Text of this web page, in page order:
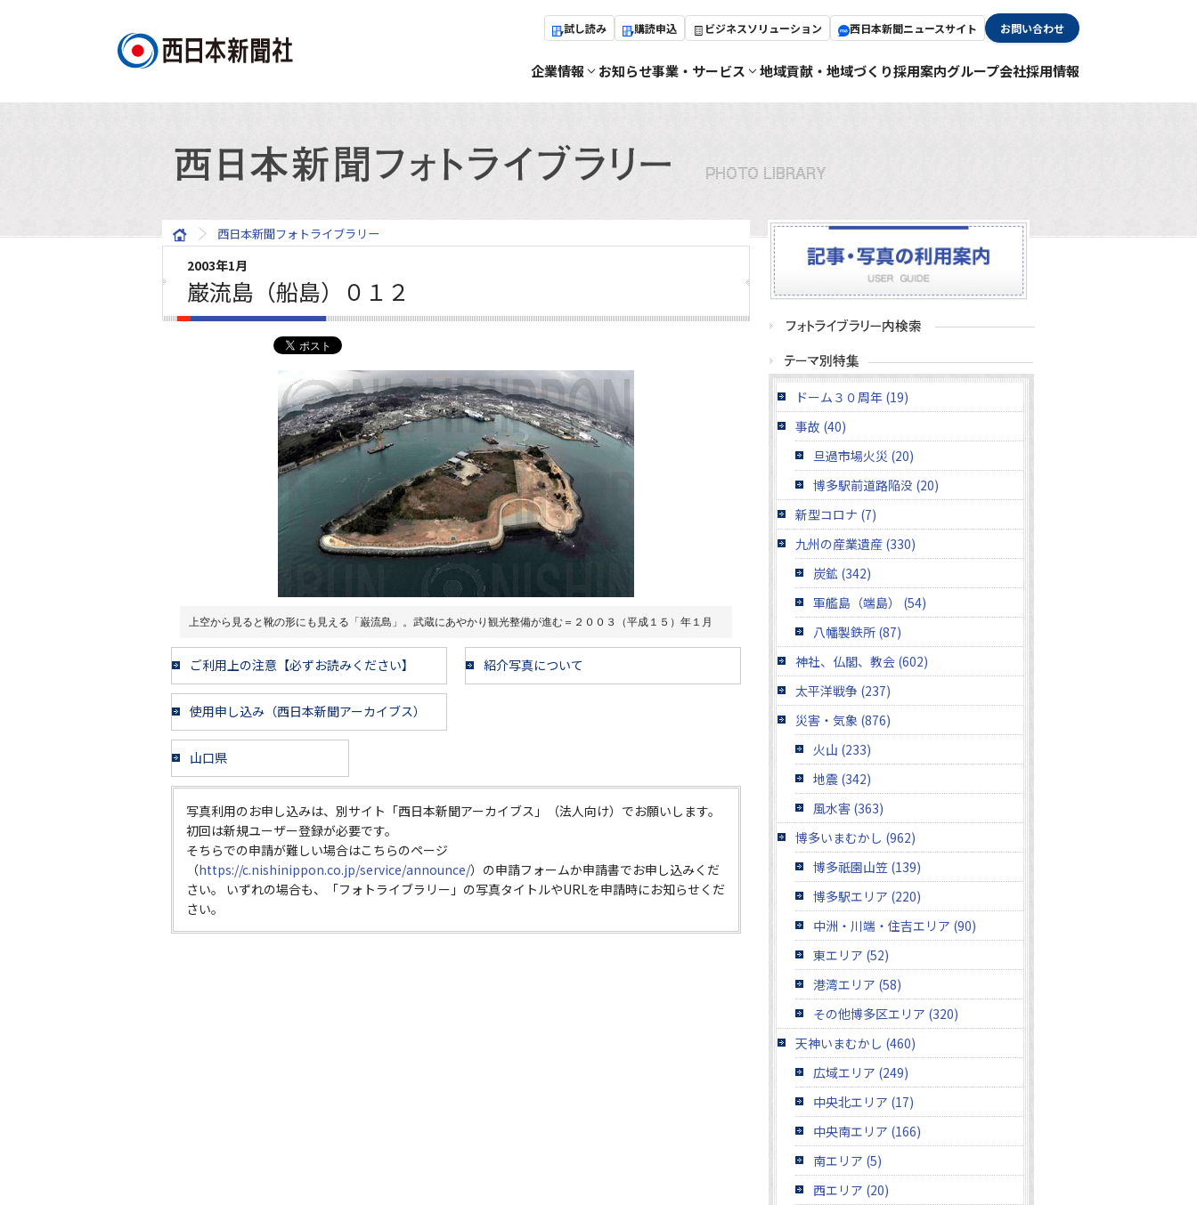
試し読み 購読申込 ビジネスソリューション 西日本新聞ニュースサイト お問い合わせ
企業情報 お知らせ事業・サービス 地域貢献・地域づくり採用案内グループ会社採用情報
西日本新聞フォトライブラリー
2003年1月
巌流島（船島）０１２
上空から見ると靴の形にも見える「巌流島」。武蔵にあやかり観光整備が進む＝２００３（平成１５）年１月
ご利用上の注意【必ずお読みください】 紹介写真について
使用申し込み（西日本新聞アーカイブス）
山口県
写真利用のお申し込みは、別サイト「西日本新聞アーカイブス」（法人向け）でお願いします。
初回は新規ユーザー登録が必要です。
そちらでの申請が難しい場合はこちらのページ
（https://c.nishinippon.co.jp/service/announce/）の申請フォームか申請書でお申し込みくだ
さい。 いずれの場合も、「フォトライブラリー」の写真タイトルやURLを申請時にお知らせくだ
さい。
ドーム３０周年 (19)
事故 (40)
旦過市場火災 (20)
博多駅前道路陥没 (20)
新型コロナ (7)
九州の産業遺産 (330)
炭鉱 (342)
軍艦島（端島） (54)
八幡製鉄所 (87)
神社、仏閣、教会 (602)
太平洋戦争 (237)
災害・気象 (876)
火山 (233)
地震 (342)
風水害 (363)
博多いまむかし (962)
博多祇園山笠 (139)
博多駅エリア (220)
中洲・川端・住吉エリア (90)
東エリア (52)
港湾エリア (58)
その他博多区エリア (320)
天神いまむかし (460)
広域エリア (249)
中央北エリア (17)
中央南エリア (166)
南エリア (5)
西エリア (20)